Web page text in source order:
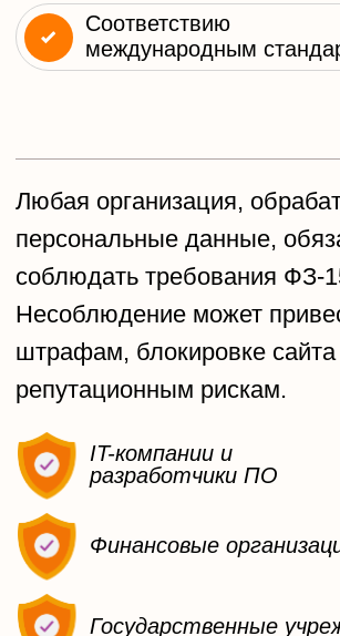
Компании, проходящие
сертификацию
Оставить заявку
Что вх одит в усл угу
Оценка рисков и уязвимостей
в информационных системах
3
Проверка организационных
и технических мер защиты
2
Разработка полного пакета
Анализ процессов обработки